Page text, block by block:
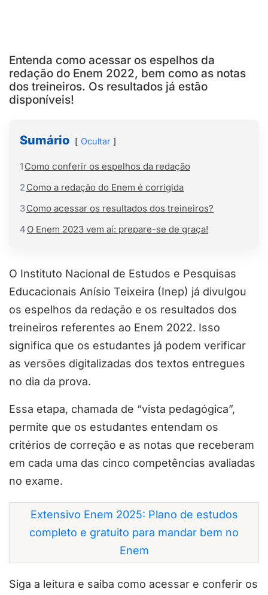
Entenda como acessar os espelhos da
redação do Enem 2022, bem como as notas
dos treineiros. Os resultados já estão
disponíveis!
Sumário Ocultar
1 Como conferir os espelhos da redação
2 Como a redação do Enem é corrigida
3Como acessar os resultados dos treineiros?
4 O Enem 2023 vem aí: prepare-se de graça!
O Instituto Nacional de Estudos e Pesquisas
Educacionais Anísio Teixeira (Inep) já divulgou
os espelhos da redação e os resultados dos
treineiros referentes ao Enem 2022. Isso
significa que os estudantes já podem verificar
as versões digitalizadas dos textos entregues
no dia da prova.
Essa etapa, chamada de “vista pedagógica”,
permite que os estudantes entendam os
critérios de correção e as notas que receberam
em cada uma das cinco competências avaliadas
no exame.
Extensivo Enem 2025: Plano de estudos
completo e gratuito para mandar bem no
Enem
Siga a leitura e saiba como acessar e conferir os